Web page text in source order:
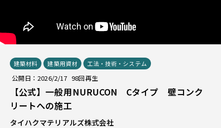
建築材料 建築用資材 工法・技術・システム
公開日：2026/2/17 98回再生
【公式】一般用NURUCON Cタイプ 壁コンク
リートへの施工
タイハクマテリアルズ株式会社